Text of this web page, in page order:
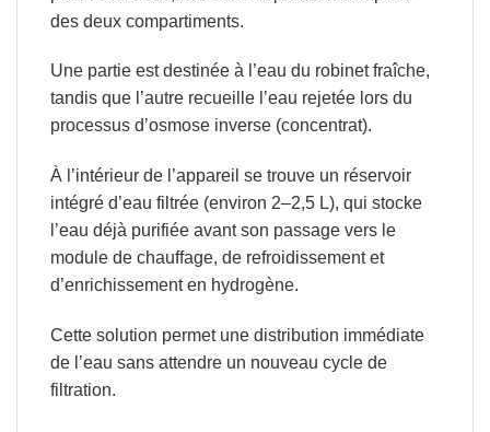
des deux compartiments.
Une partie est destinée à l’eau du robinet fraîche,
tandis que l’autre recueille l’eau rejetée lors du
processus d’osmose inverse (concentrat).
À l’intérieur de l’appareil se trouve un réservoir
intégré d’eau filtrée (environ 2–2,5 L), qui stocke
l’eau déjà purifiéeavant son passage vers le
module de chauffage, de refroidissement et
d’enrichissement en hydrogène.
Cette solution permet une distribution immédiate
de l’eau sans attendre un nouveau cycle de
filtration.